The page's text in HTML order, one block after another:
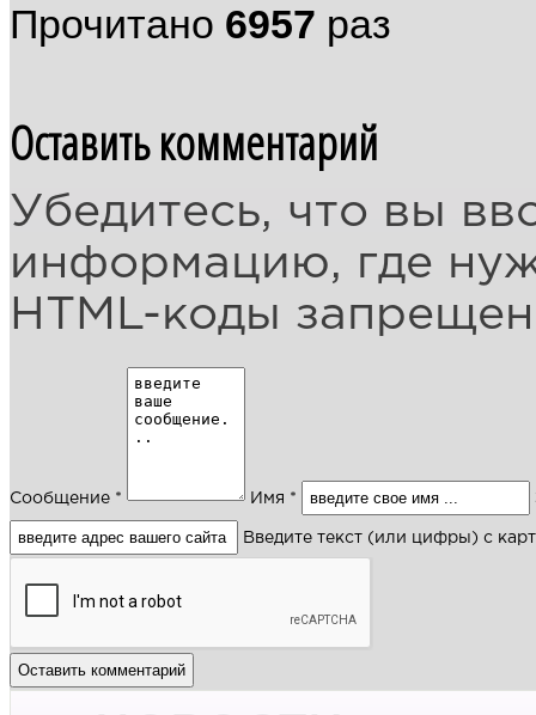
Прочитано 6957 раз
Оставить комментарий
Убедитесь, что вы
информацию, где
HTML-коды
Сообщение * Имя *
Введите текст (или цифры) с